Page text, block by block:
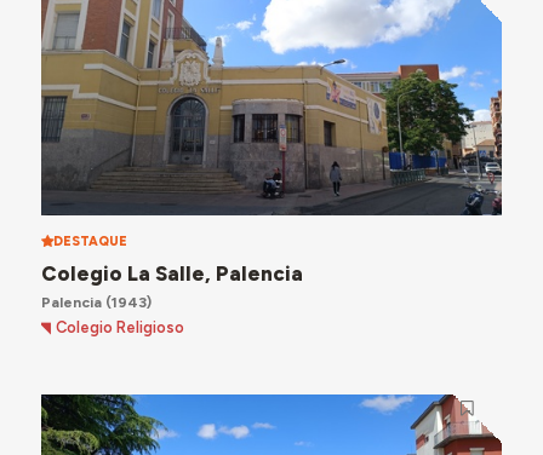
DESTAQUE
Colegio La Salle, Palencia
Palencia(1943)
Colegio Religioso